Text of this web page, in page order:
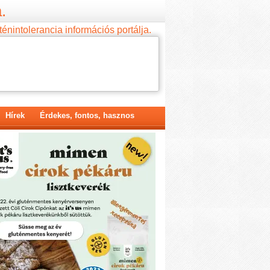
információs portálja.
Hírek Érdekes, fontos, hasznos